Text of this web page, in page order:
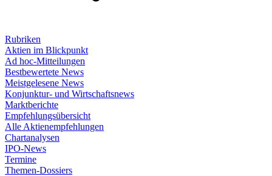
Rubriken
Aktien im Blickpunkt
Ad hoc-Mitteilungen
Bestbewertete News
Meistgelesene News
Konjunktur- und Wirtschaftsnews
Marktberichte
Empfehlungsübersicht
Alle Aktienempfehlungen
Chartanalysen
IPO-News
Termine
Themen-Dossiers